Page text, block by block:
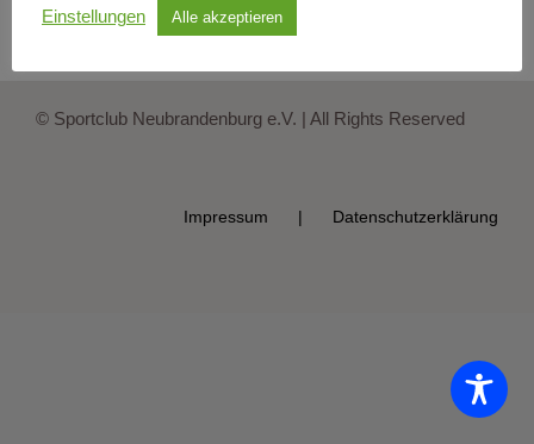
© Sportclub Neubrandenburg e.V. | All Rights Reserved
Impressum Datenschutzerklärung
Einstellungen Alle akzeptieren